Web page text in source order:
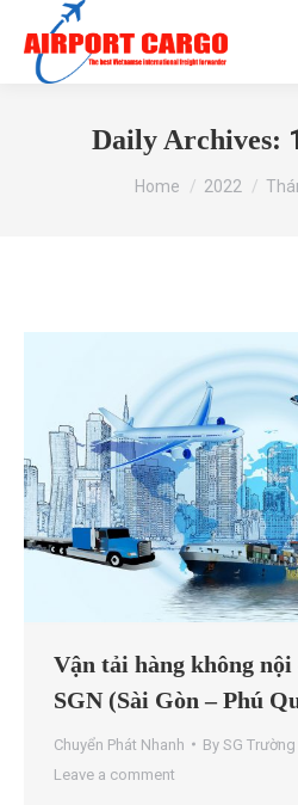
Daily Archives:
You are here:
Home 2022
Vận tải hàng không
SGN (Sài Gòn – Phú
Chuyển Phát Nhanh By SG
Leave a comment